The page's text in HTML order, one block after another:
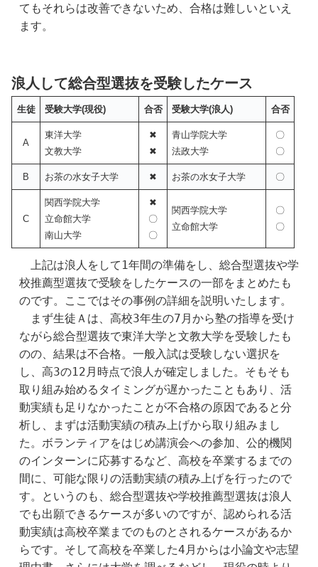
てもそれらは改善できないため、合格は難しいといえ
ます。
浪人して総合型選抜を受験したケース
生徒 受験大学(現役) 合否 受験大学(浪人) 合否
A
東洋大学
文教大学
✖
✖
青山学院大学
法政大学
〇
〇
B お茶の水女子大学 ✖ お茶の水女子大学 〇
C
関西学院大学
立命館大学
南山大学
✖
〇
〇
関西学院大学
立命館大学
〇
〇
上記は浪人をして1年間の準備をし、総合型選抜や学
校推薦型選抜で受験をしたケースの一部をまとめたも
のです。ここではその事例の詳細を説明いたします。
まず生徒Ａは、高校3年生の7月から塾の指導を受け
ながら総合型選抜で東洋大学と文教大学を受験したも
のの、結果は不合格。一般入試は受験しない選択を
し、高3の12月時点で浪人が確定しました。そもそも
取り組み始めるタイミングが遅かったこともあり、活
動実績も足りなかったことが不合格の原因であると分
析し、まずは活動実績の積み上げから取り組みまし
た。ボランティアをはじめ講演会への参加、公的機関
のインターンに応募するなど、高校を卒業するまでの
間に、可能な限りの活動実績の積み上げを行ったので
す。というのも、総合型選抜や学校推薦型選抜は浪人
でも出願できるケースが多いのですが、認められる活
動実績は高校卒業までのものとされるケースがあるか
らです。そして高校を卒業した4月からは小論文や志望